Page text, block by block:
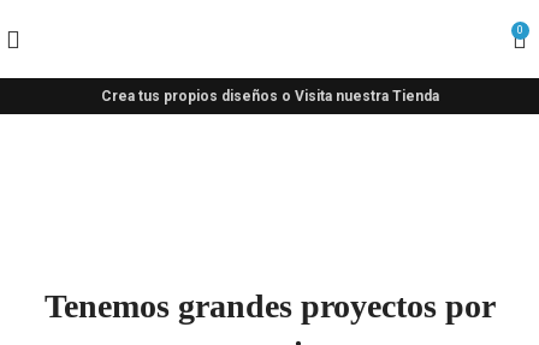
0
Crea tus propios diseños o Visita nuestra Tienda
Tenemos grandes proyectos por